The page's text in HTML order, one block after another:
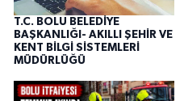
T.C. BOLU BELEDİYE
BAŞKANLIĞI- AKILLI ŞEHİR VE
KENT BİLGİ SİSTEMLERİ
MÜDÜRLÜĞÜ